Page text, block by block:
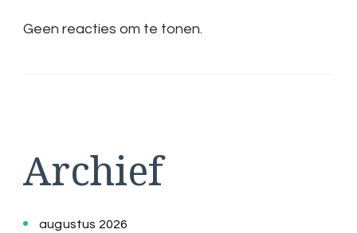
Geen reacties om te tonen.
Archief
augustus 2026